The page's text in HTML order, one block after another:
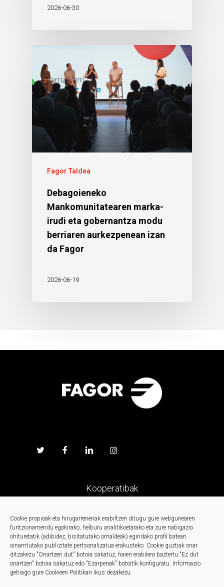
Cookie propioak eta hirugarrenenak erabiltzen ditugu gure webgunearen
funtzionamendu egokirako, helburu analitikoetarako eta zure nabigazio
ohituretatik (adibidez, bisitatutako orrialdeak) egindako profil batean
oinarritutako publizitate pertsonalizatua erakusteko. Cookie guztiak onar
ditzakezu "Onartzen dut" botoia sakatuz, haien erabilera baztertu "Ez dut
onartzen" botoia sakatuz edo "Ezarpenak" botoitik konfiguratu. Informazio
gehiago gure Cookieen Politikan ikus dezakezu.
2026-06-30
Fagor Taldea
Debagoieneko
Mankomunitatearen marka-
irudi eta gobernantza modu
berriaren aurkezpenean izan
da Fagor
2026-06-19
Kooperatibak
Prentsa
Kontaktua
Berriak